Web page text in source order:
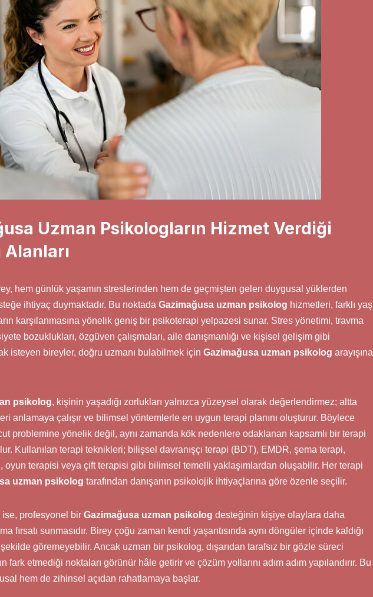
Uzman Psikologların Hizmet Verdiği
hem günlük yaşamın streslerinden hem de geçmişten gelen duygusal yüklerden
ihtiyaç duymaktadır. Bu noktada Gazimağusa uzman psikolog hizmetleri, farklı yaş
karşılanmasına yönelik geniş bir psikoterapi yelpazesi sunar. Stres yönetimi, travma
bozuklukları, özgüven çalışmaları, aile danışmanlığı ve kişisel gelişim gibi
isteyen bireyler, doğru uzmanı bulabilmek için Gazimağusa uzman psikolog arayışına
psikolog, kişinin yaşadığı zorlukları yalnızca yüzeysel olarak değerlendirmez; altta
anlamaya çalışır ve bilimsel yöntemlerle en uygun terapi planını oluşturur. Böylece
problemine yönelik değil, aynı zamanda kök nedenlere odaklanan kapsamlı bir terapi
Kullanılan terapi teknikleri; bilişsel davranışçı terapi (BDT), EMDR, şema terapi,
oyun terapisi veya çift terapisi gibi bilimsel temelli yaklaşımlardan oluşabilir. Her terapi
uzman psikolog tarafından danışanın psikolojik ihtiyaçlarına göre özenle seçilir.
profesyonel bir Gazimağusa uzman psikolog desteğinin kişiye olaylara daha
fırsatı sunmasıdır. Birey çoğu zaman kendi yaşantısında aynı döngüler içinde kaldığı
göremeyebilir. Ancak uzman bir psikolog, dışarıdan tarafsız bir gözle süreci
fark etmediği noktaları görünür hâle getirir ve çözüm yollarını adım adım yapılandırır. Bu
hem de zihinsel açıdan rahatlamaya başlar.